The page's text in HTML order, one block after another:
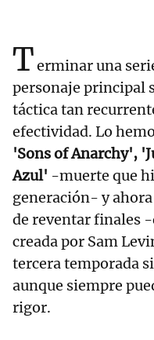
Terminar una
personaje principal
táctica tan
efectividad. Lo
'Sons of Anarchy',
Azul' -muerte que
generación- y
de reventar finales
creada por Sam
tercera temporada
aunque siempre
rigor.